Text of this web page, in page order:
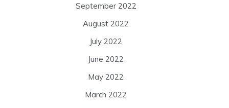
September 2022
August 2022
July 2022
June 2022
May 2022
March 2022